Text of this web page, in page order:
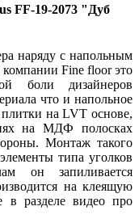
FF-19-2073 "Дуб
наряду с напольным
Fine floor это
боли дизайнеров
что и напольное
на LVT основе,
на МДФ полосках
Монтаж такого
типа уголков
он запиливается
на клеящую
в разделе видео про